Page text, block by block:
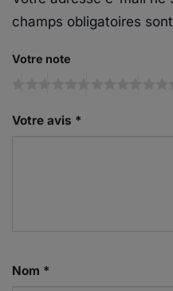
champs obligatoires
Votre note
Votre avis *
Nom *